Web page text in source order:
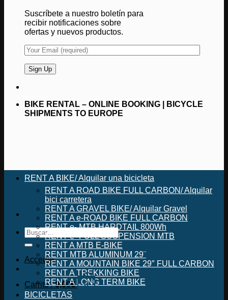
Suscríbete a nuestro boletín para
recibir notificaciones sobre
ofertas y nuevos productos.
BIKE RENTAL – ONLINE BOOKING | BICYCLE
SHIPMENTS TO EUROPE
Buscar
por:
Acceder
Carrito /0,00€ 0
RENT A BIKE/ Alquilar una bicicleta
RENT A ROAD BIKE FULL CARBON/ Alquilar
bici carretera
RENT A GRAVEL BIKE/ Alquilar Gravel
RENT A e-ROAD BIKE FULL CARBON
RENT e- MTB HARDTAIL 800Wh
RENT e- FULL SUSPENSION MTB
RENT A MTB E-BIKE
RENT MTB ALUMINUM 29¨
RENT A MOUNTAIN BIKE 29″ FULL CARBON
RENT A TREKKING BIKE
RENT A LONG TERM BIKE
BICICLETAS